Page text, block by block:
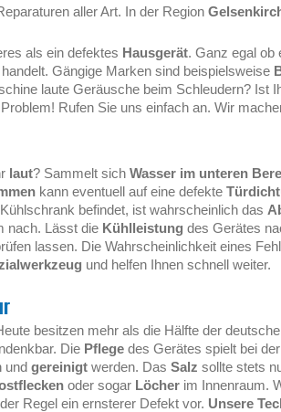
aller Art. In der Region
als ein defektes Hausgerät. Ganz egal ob
handelt. Gängige Marken sind beispielsweise
laute Geräusche beim Schleudern? Ist
Rufen Sie uns einfach an. Wir
laut? Sammelt sich Wasser im unteren
kann eventuell auf eine defekte
befindet, ist wahrscheinlich das
nach. Lässt die Kühlleistung des Gerätes
lassen. Die Wahrscheinlichkeit eines
und helfen Ihnen schnell weiter.
besitzen mehr als die Hälfte der
Die Pflege des Gerätes spielt bei
und gereinigt werden. Das Salz sollte stets
oder sogar Löcher im Innenraum.
Regel ein ernsterer Defekt vor. Unsere